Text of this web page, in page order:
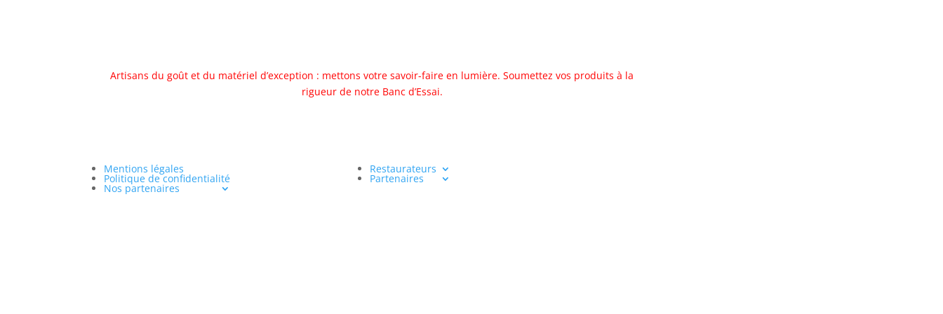
Artisans du goût et du matériel d’exception : mettons votre savoir-faire en lumière. Soumettez vos produits à la
rigueur de notre Banc d’Essai.
Mentions légales
Politique de confidentialité
Nos partenaires
Restaurateurs
Partenaires